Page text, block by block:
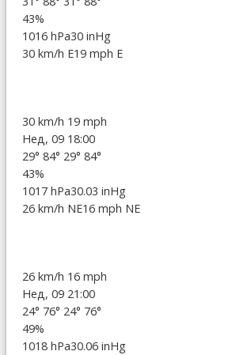
43%
1016 hPa30 inHg
30 km/h E19 mph E
30 km/h 19 mph
Нед, 09 18:00
29° 84° 29° 84°
43%
1017 hPa30.03 inHg
26 km/h NE16 mph NE
26 km/h 16 mph
Нед, 09 21:00
24° 76° 24° 76°
49%
1018 hPa30.06 inHg